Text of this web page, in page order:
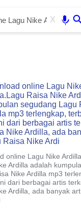
X
online Lagu
Raisa Nike
segudang Lagu
mp3 terlengkap,
dari berbagai artis
Nike Ardilla, ada
Raisa Nike Ardi
online Lagu Nike
Ardilla adalah
Nike Ardilla mp3
dari berbagai artis
Ardilla, ada banyak